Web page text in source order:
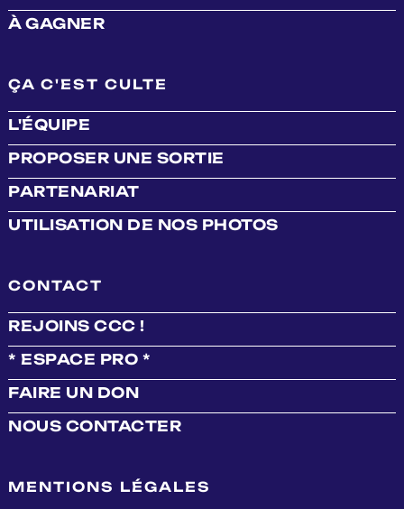
À GAGNER
ÇA C'EST CULTE
L'ÉQUIPE
PROPOSER UNE SORTIE
PARTENARIAT
UTILISATION DE NOS PHOTOS
CONTACT
REJOINS CCC !
* ESPACE PRO *
FAIRE UN DON
NOUS CONTACTER
MENTIONS LÉGALES